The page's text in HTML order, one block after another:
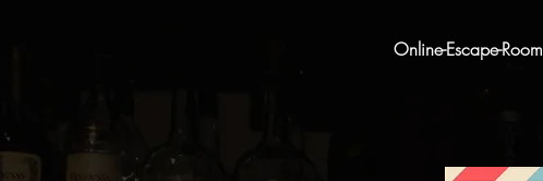
Online-Escape-Room